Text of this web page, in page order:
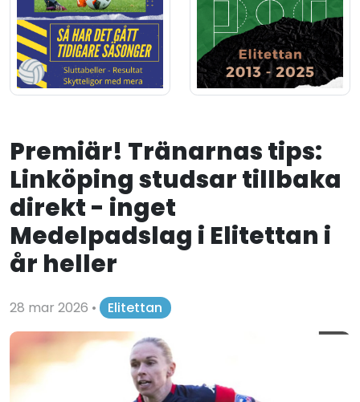
Premiär! Tränarnas tips:
Linköping studsar tillbaka
direkt - inget
Medelpadslag i Elitettan i
år heller
28 mar 2026 • Elitettan